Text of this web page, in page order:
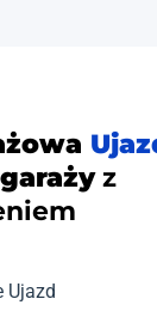
z